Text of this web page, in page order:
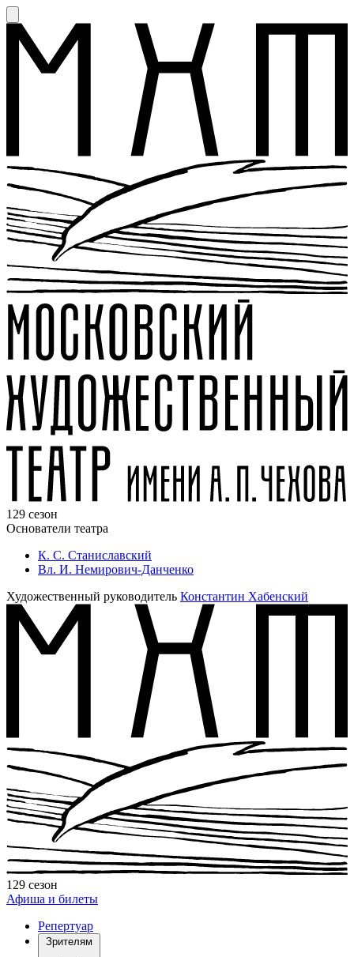
129 сезон
Основатели театра
К. С. Станиславский
Вл. И. Немирович-Данченко
Художественный руководитель Константин Хабенский
129 сезон
Афиша и билеты
Репертуар
Зрителям